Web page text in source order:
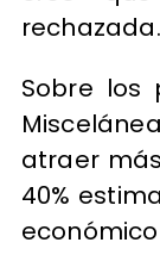
rechazada.
Sobre los
atraer
40%